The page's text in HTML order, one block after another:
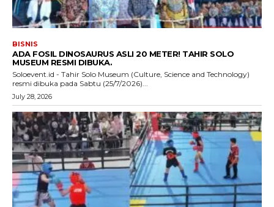
BISNIS
ADA FOSIL DINOSAURUS ASLI 20 METER! TAHIR SOLO
MUSEUM RESMI DIBUKA.
Soloevent.id - Tahir Solo Museum (Culture, Science and Technology)
resmi dibuka pada Sabtu (25/7/2026)...
July 28, 2026